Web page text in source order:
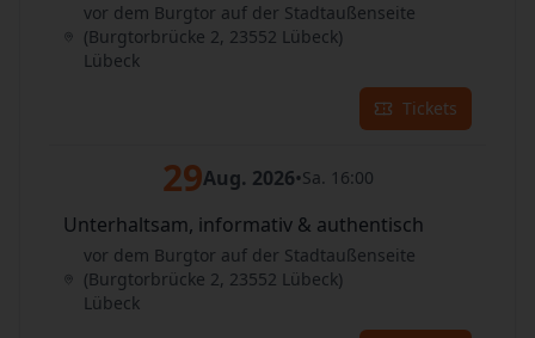
vor dem Burgtor auf der Stadtaußenseite
(Burgtorbrücke 2, 23552 Lübeck)
Lübeck
Tickets
29Aug. 2026•Sa. 16:00
Unterhaltsam, informativ & authentisch
vor dem Burgtor auf der Stadtaußenseite
(Burgtorbrücke 2, 23552 Lübeck)
Lübeck